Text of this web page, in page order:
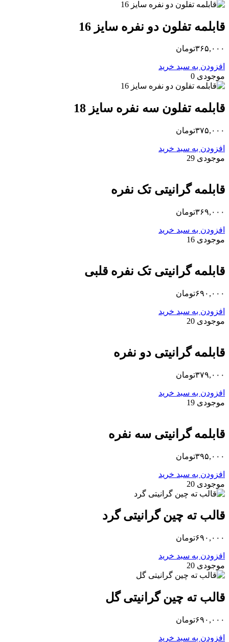
قابلمه تفلون دو نفره سایز 16
۳۶۵,۰۰۰تومان
افزودن به سبد خرید
موجودی 0
قابلمه تفلون سه نفره سایز 18
۳۷۵,۰۰۰تومان
افزودن به سبد خرید
موجودی 29
قابلمه گرانیتی تک نفره
۳۶۹,۰۰۰تومان
افزودن به سبد خرید
موجودی 16
قابلمه گرانیتی تک نفره قلبی
۶۹۰,۰۰۰تومان
افزودن به سبد خرید
موجودی 20
قابلمه گرانیتی دو نفره
۳۷۹,۰۰۰تومان
افزودن به سبد خرید
موجودی 19
قابلمه گرانیتی سه نفره
۳۹۵,۰۰۰تومان
افزودن به سبد خرید
موجودی 20
قالب ته چین گرانیتی گرد
۶۹۰,۰۰۰تومان
افزودن به سبد خرید
موجودی 20
قالب ته چین گرانیتی گل
۶۹۰,۰۰۰تومان
افزودن به سبد خرید